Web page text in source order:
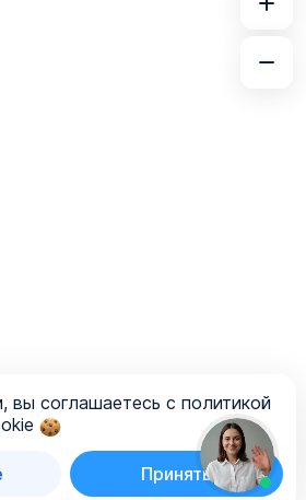
вы соглашаетесь с политикой
Принять